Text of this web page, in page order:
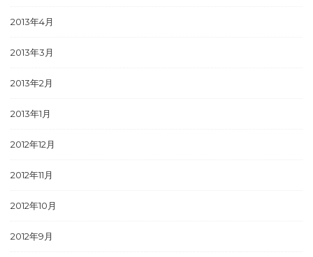
2013年4月
2013年3月
2013年2月
2013年1月
2012年12月
2012年11月
2012年10月
2012年9月